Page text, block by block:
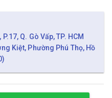
Q. Gò Vấp, TP. HCM
Kiệt, Phường Phú Thọ, Hồ